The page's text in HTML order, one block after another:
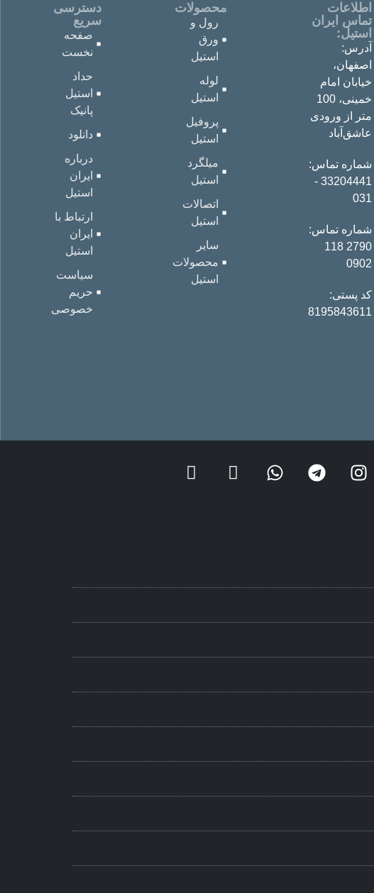
اطلاعات
تماس ایران
استیل:
آدرس:
اصفهان،
خیابان امام
خمینی، 100
متر از ورودی
عاشق‌آباد
شماره تماس:
33204441 -
031
شماره تماس:
2790 118
0902
کد پستی:
8195843611
محصولات
رول و
ورق
استیل
لوله
استیل
پروفیل
استیل
میلگرد
استیل
اتصالات
استیل
سایر
محصولات
استیل
دسترسی
سریع
صفحه
نخست
حداد
استیل
پانیک
دانلود
درباره
ایران
استیل
ارتباط با
ایران
استیل
سیاست
حریم
خصوصی